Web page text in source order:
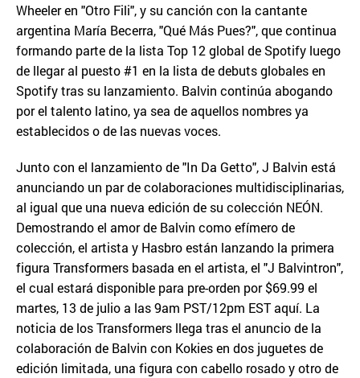
Wheeler en "Otro Fili", y su canción con la cantante
argentina María Becerra, "Qué Más Pues?", que continua
formando parte de la lista Top 12 global de Spotify luego
de llegar al puesto #1 en la lista de debuts globales en
Spotify tras su lanzamiento. Balvin continúa abogando
por el talento latino, ya sea de aquellos nombres ya
establecidos o de las nuevas voces.
Junto con el lanzamiento de "In Da Getto", J Balvin está
anunciando un par de colaboraciones multidisciplinarias,
al igual que una nueva edición de su colección NEÓN.
Demostrando el amor de Balvin como efímero de
colección, el artista y Hasbro están lanzando la primera
figura Transformers basada en el artista, el "J Balvintron",
el cual estará disponible para pre-orden por $69.99 el
martes, 13 de julio a las 9am PST/12pm EST aquí. La
noticia de los Transformers llega tras el anuncio de la
colaboración de Balvin con Kokies en dos juguetes de
edición limitada, una figura con cabello rosado y otro de